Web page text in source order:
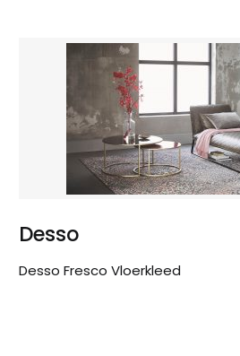
Desso
Desso Fresco Vloerkleed